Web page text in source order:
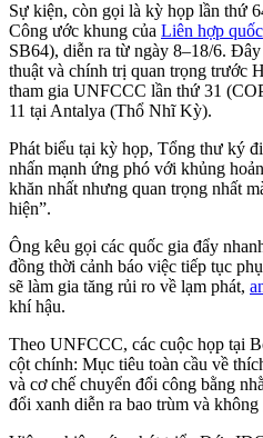
Sự kiện, còn gọi là kỳ họp lần thứ
Công ước khung của Liên hợp quốc
SB64), diễn ra từ ngày 8–18/6.
thuật và chính trị quan trọng trước
tham gia UNFCCC lần thứ 31
11 tại Antalya (Thổ Nhĩ Kỳ).
Phát biểu tại kỳ họp, Tổng thư ký
nhấn mạnh ứng phó với khủng
khăn nhất nhưng quan trọng nhất
hiện”.
Ông kêu gọi các quốc gia đẩy
đồng thời cảnh báo việc tiếp tục
sẽ làm gia tăng rủi ro về lạm phát,
khí hậu.
Theo UNFCCC, các cuộc họp tại
cột chính: Mục tiêu toàn cầu về
và cơ chế chuyển đổi công bằng
đổi xanh diễn ra bao trùm và